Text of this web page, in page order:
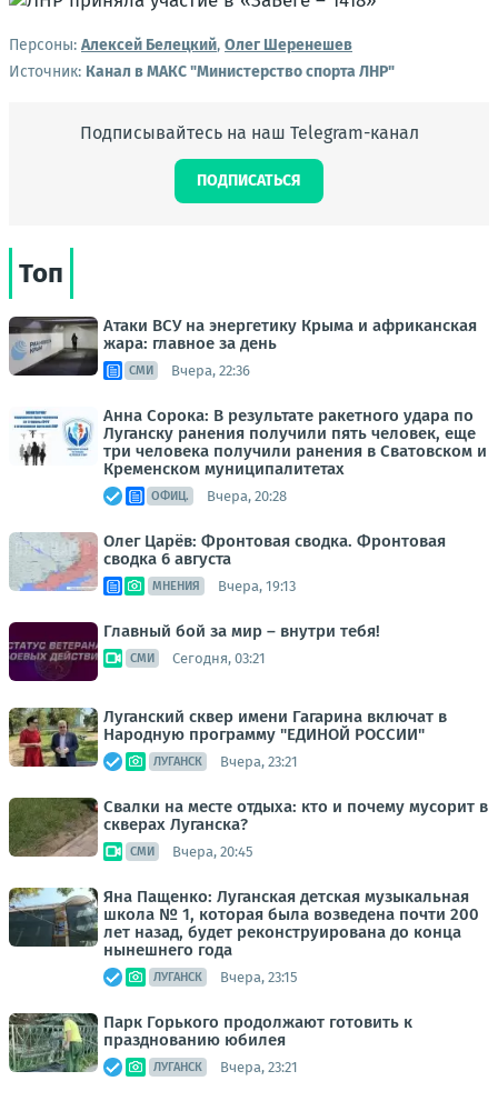
Персоны: Алексей Белецкий, Олег Шеренешев
Источник: Канал в МАКС "Министерство спорта ЛНР"
Подписывайтесь на наш Telegram-канал
ПОДПИСАТЬСЯ
Топ
Атаки ВСУ на энергетику Крыма и африканская
жара: главное за день
СМИ Вчера, 22:36
Анна Сорока: В результате ракетного удара по
Луганску ранения получили пять человек, еще
три человека получили ранения в Сватовском и
Кременском муниципалитетах
ОФИЦ. Вчера, 20:28
Олег Царёв: Фронтовая сводка. Фронтовая
сводка 6 августа
МНЕНИЯ Вчера, 19:13
Главный бой за мир – внутри тебя!
СМИ Сегодня, 03:21
Луганский сквер имени Гагарина включат в
Народную программу "ЕДИНОЙ РОССИИ"
ЛУГАНСК Вчера, 23:21
Свалки на месте отдыха: кто и почему мусорит в
скверах Луганска?
СМИ Вчера, 20:45
Яна Пащенко: Луганская детская музыкальная
школа № 1, которая была возведена почти 200
лет назад, будет реконструирована до конца
нынешнего года
ЛУГАНСК Вчера, 23:15
Парк Горького продолжают готовить к
празднованию юбилея
ЛУГАНСК Вчера, 23:21